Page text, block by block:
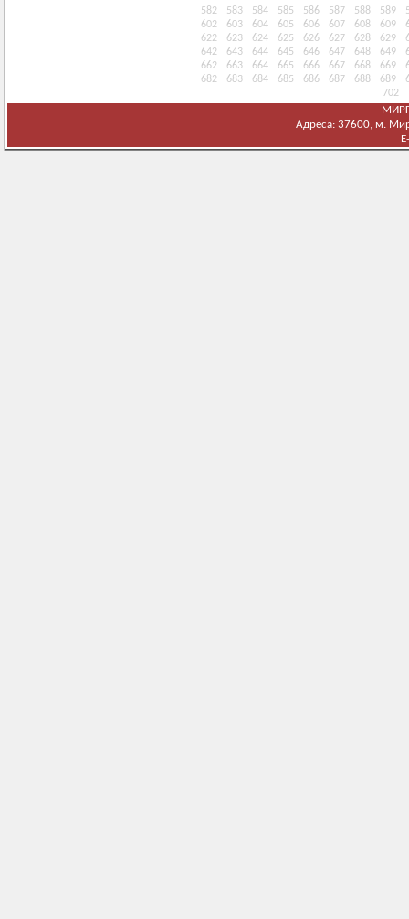
582
583 584 585 586 587 588 589
602
603 604 605 606 607 608 609
622
623 624 625 626 627 628 629
642
643 644 645 646 647 648 649
662
663 664 665 666 667 668 669
682
683 684 685 686 687 688 689
702
Адреса: 37600, м.